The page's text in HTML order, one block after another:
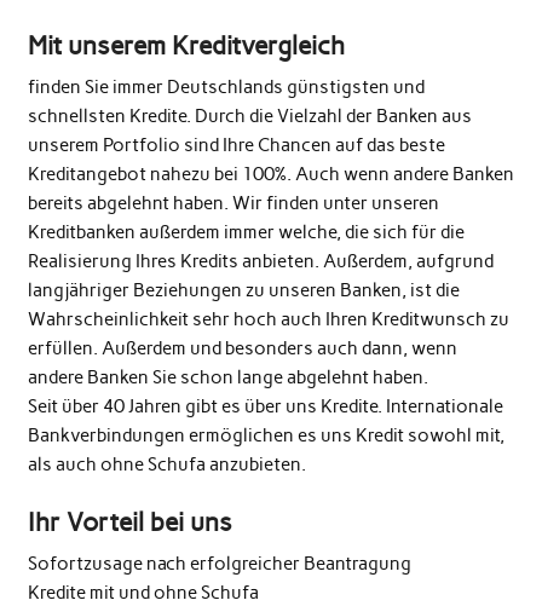
Mit unserem Kreditvergleich
finden Sie immer Deutschlands günstigsten und
schnellsten Kredite. Durch die Vielzahl der Banken aus
unserem Portfolio sind Ihre Chancen auf das beste
Kreditangebot nahezu bei 100%. Auch wenn andere Banken
bereits abgelehnt haben. Wir finden unter unseren
Kreditbanken außerdem immer welche, die sich für die
Realisierung Ihres Kredits anbieten. Außerdem, aufgrund
langjähriger Beziehungen zu unseren Banken, ist die
Wahrscheinlichkeit sehr hoch auch Ihren Kreditwunsch zu
erfüllen. Außerdem und besonders auch dann, wenn
andere Banken Sie schon lange abgelehnt haben.
Seit über 40 Jahren gibt es über uns Kredite. Internationale
Bankverbindungen ermöglichen es uns Kredit sowohl mit,
als auch ohne Schufa anzubieten.
Ihr Vorteil bei uns
Sofortzusage nach erfolgreicher Beantragung
Kredite mit und ohne Schufa